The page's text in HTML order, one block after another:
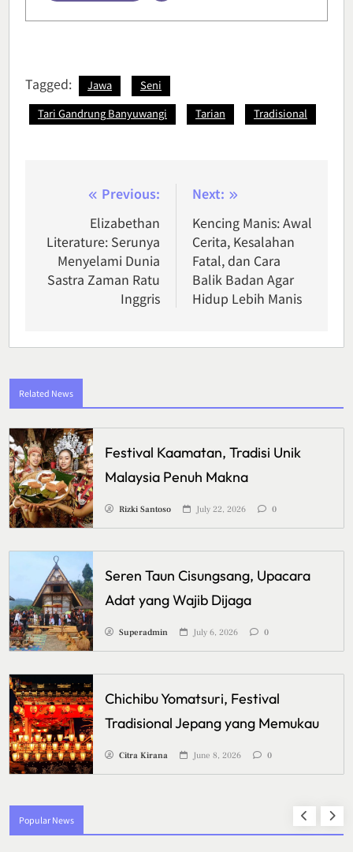
Tagged: Jawa
Seni
Tari Gandrung Banyuwangi
Tarian Tradisional
navigation
Previous:
Elizabethan
Literature: Serunya
Menyelami Dunia
Sastra Zaman Ratu
Inggris
Next:
Kencing Manis: Awal
Cerita, Kesalahan
Fatal, dan Cara
Balik Badan Agar
Hidup Lebih Manis
Related News
Festival Kaamatan, Tradisi Unik
Malaysia Penuh Makna
Rizki Santoso July 22, 2026 0
Seren Taun Cisungsang, Upacara
Adat yang Wajib Dijaga
Superadmin July 6, 2026 0
Chichibu Yomatsuri, Festival
Tradisional Jepang yang Memukau
Citra Kirana June 8, 2026 0
Popular News